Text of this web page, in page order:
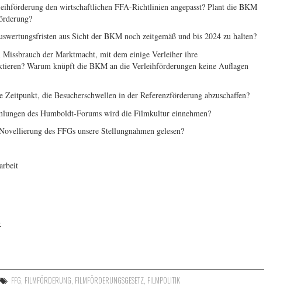
den wirtschaftlichen FFA-Richtlinien angepasst? Plant die BKM
aus Sicht der BKM noch zeitgemäß und bis 2024 zu halten?
der Marktmacht, mit dem einige Verleiher ihre
Warum knüpft die BKM an die Verleihförderungen keine Auflagen
Zeitpunkt, die Besucherschwellen in der Referenzförderung abzuschaffen?
des Humboldt-Forums wird die Filmkultur einnehmen?
des FFGs unsere Stellungnahmen gelesen?
FFG, FILMFÖRDERUNG, FILMFÖRDERUNGSGESETZ, FILMPOLITIK